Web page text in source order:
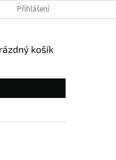
Přihlášení
košík